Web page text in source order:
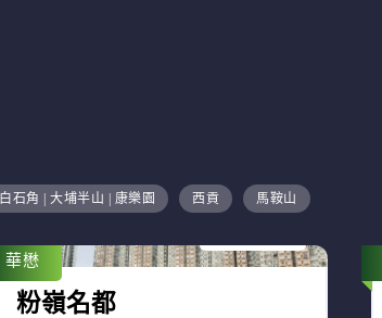
白石角 | 大埔半山 | 康樂園 西貢 馬鞍山
售盤 8
華懋
粉嶺名都